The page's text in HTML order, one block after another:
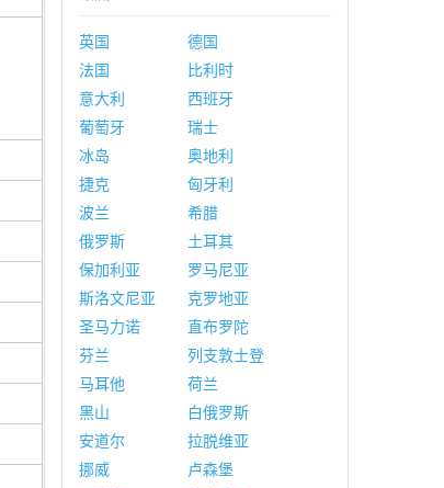
英国
德国
法国
比利时
意大利
西班牙
葡萄牙
瑞士
冰岛
奥地利
捷克
匈牙利
波兰
希腊
俄罗斯
土耳其
保加利亚
罗马尼亚
斯洛文尼亚
克罗地亚
圣马力诺
直布罗陀
芬兰
列支敦士登
马耳他
荷兰
黑山
白俄罗斯
安道尔
拉脱维亚
挪威
卢森堡